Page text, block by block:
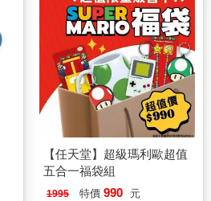
【任天堂】超級瑪利歐超值
五合一福袋組
1995 特價 990 元